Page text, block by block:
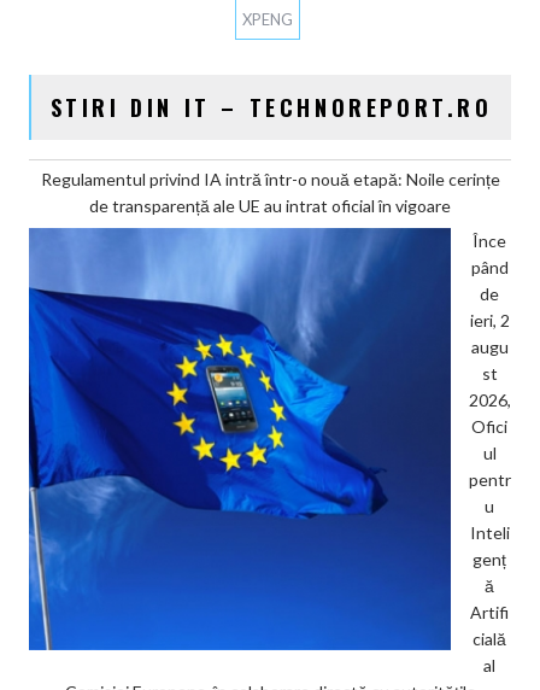
XPENG
STIRI DIN IT – TECHNOREPORT.RO
Regulamentul privind IA intră într-o nouă etapă: Noile cerințe
de transparență ale UE au intrat oficial în vigoare
Înce
pând
de
ieri, 2
augu
st
2026,
Ofici
ul
pentr
u
Inteli
genț
ă
Artifi
cială
al